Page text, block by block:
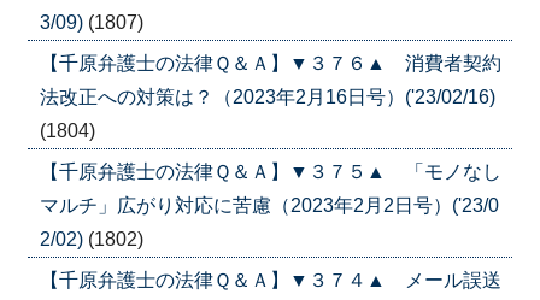
3/09) (1807)
【千原弁護士の法律Ｑ＆Ａ】▼３７６▲ 消費者契約
法改正への対策は？（2023年2月16日号）('23/02/16)
(1804)
【千原弁護士の法律Ｑ＆Ａ】▼３７５▲ 「モノなし
マルチ」広がり対応に苦慮（2023年2月2日号）('23/0
2/02) (1802)
【千原弁護士の法律Ｑ＆Ａ】▼３７４▲ メール誤送